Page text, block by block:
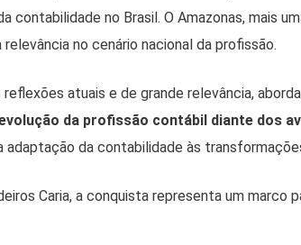
contabilidade no Brasil. O Amazonas, mais
no cenário nacional da profissão.
atuais e de grande relevância,
da profissão contábil diante dos
adaptação da contabilidade às
Caria, a conquista representa um marco